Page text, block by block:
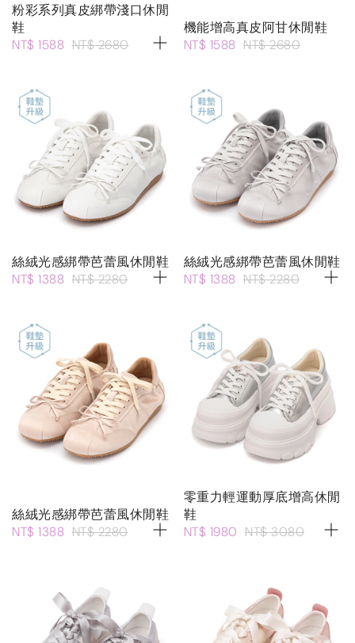
粉彩系列真皮綁帶淺口休閒
鞋
NT$ 1588 NT$ 2680
機能增高真皮阿甘休閒鞋
NT$ 1588 NT$ 2680
絲絨光感綁帶芭蕾風休閒鞋
NT$ 1388 NT$ 2280
絲絨光感綁帶芭蕾風休閒鞋
NT$ 1388 NT$ 2280
絲絨光感綁帶芭蕾風休閒鞋
NT$ 1388 NT$ 2280
零重力輕運動厚底增高休閒
鞋
NT$ 1980 NT$ 3080